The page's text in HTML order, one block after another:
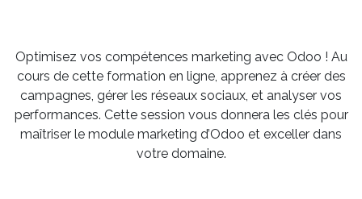
Optimisez vos compétences marketing avec Odoo ! Au
cours de cette formation en ligne, apprenez à créer des
campagnes, gérer les réseaux sociaux, et analyser vos
performances. Cette session vous donnera les clés pour
maîtriser le module marketing d’Odoo et exceller dans
votre domaine.